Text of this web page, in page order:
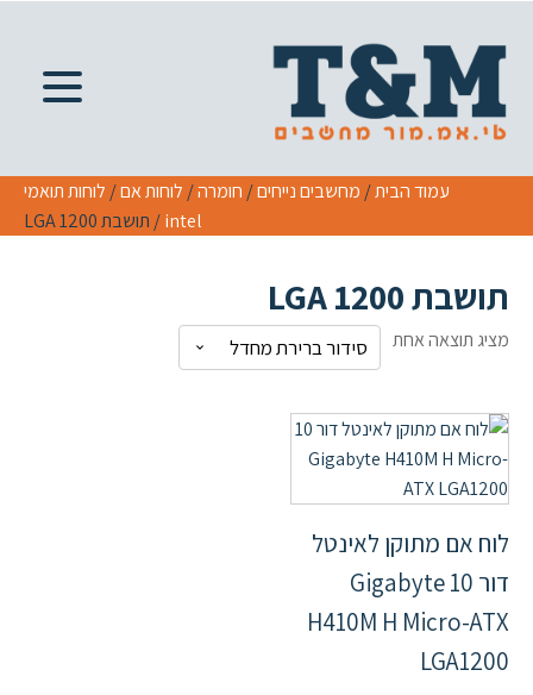
עמוד הבית/ מחשבים נייחים/ חומרה/ לוחות אם/ לוחות תואמי
intel/ תושבת LGA 1200
תושבת LGA 1200
מציג תוצאה אחת
לוח אם מתוקן לאינטל
דור 10 Gigabyte
H410M H Micro-ATX
LGA1200